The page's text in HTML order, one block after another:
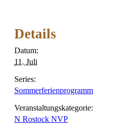
Details
Datum:
11. Juli
Series:
Sommerferienprogramm
Veranstaltungskategorie:
N Rostock NVP